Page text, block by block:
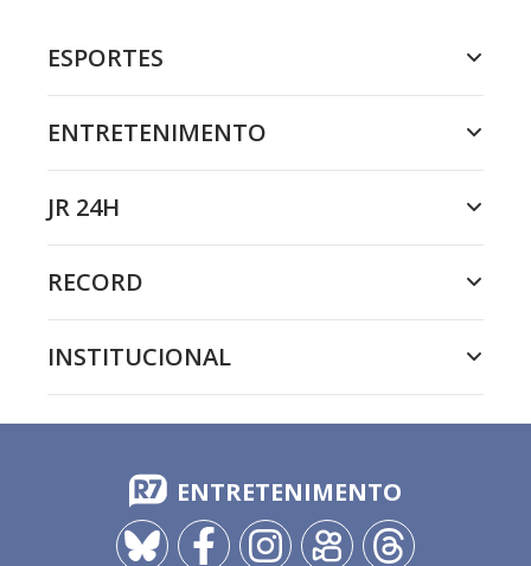
ESPORTES
ENTRETENIMENTO
JR 24H
RECORD
INSTITUCIONAL
ENTRETENIMENTO